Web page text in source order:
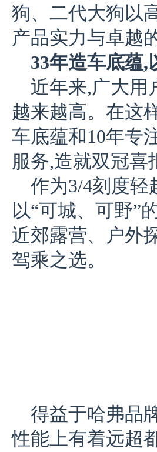
狗、二代大狗以
产品实力与卓越
33年造车底蕴,
近年来,广大用
越来越高。在这
车底蕴和10年专
服务,造就双冠喜
作为3/4刻度轻
以“可城、可野”
近郊露营、户外
驾乘之选。
得益于哈弗品
性能上有着远超